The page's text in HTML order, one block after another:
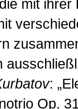
mit ihrer
:
Op.